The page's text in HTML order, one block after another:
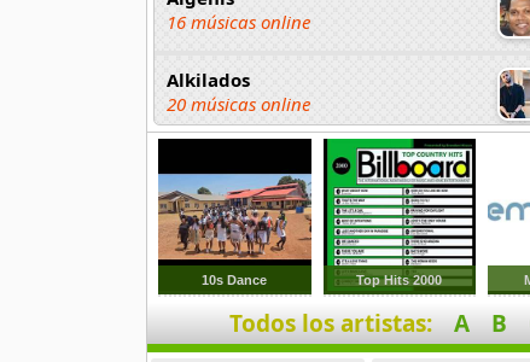
16 músicas online
Alkilados
20 músicas online
42 músicas online
Angel Olmos
9 músicas online
Anonimus
20 músicas online
10s Dance Top Hits 2000
Todos los artistas: A B